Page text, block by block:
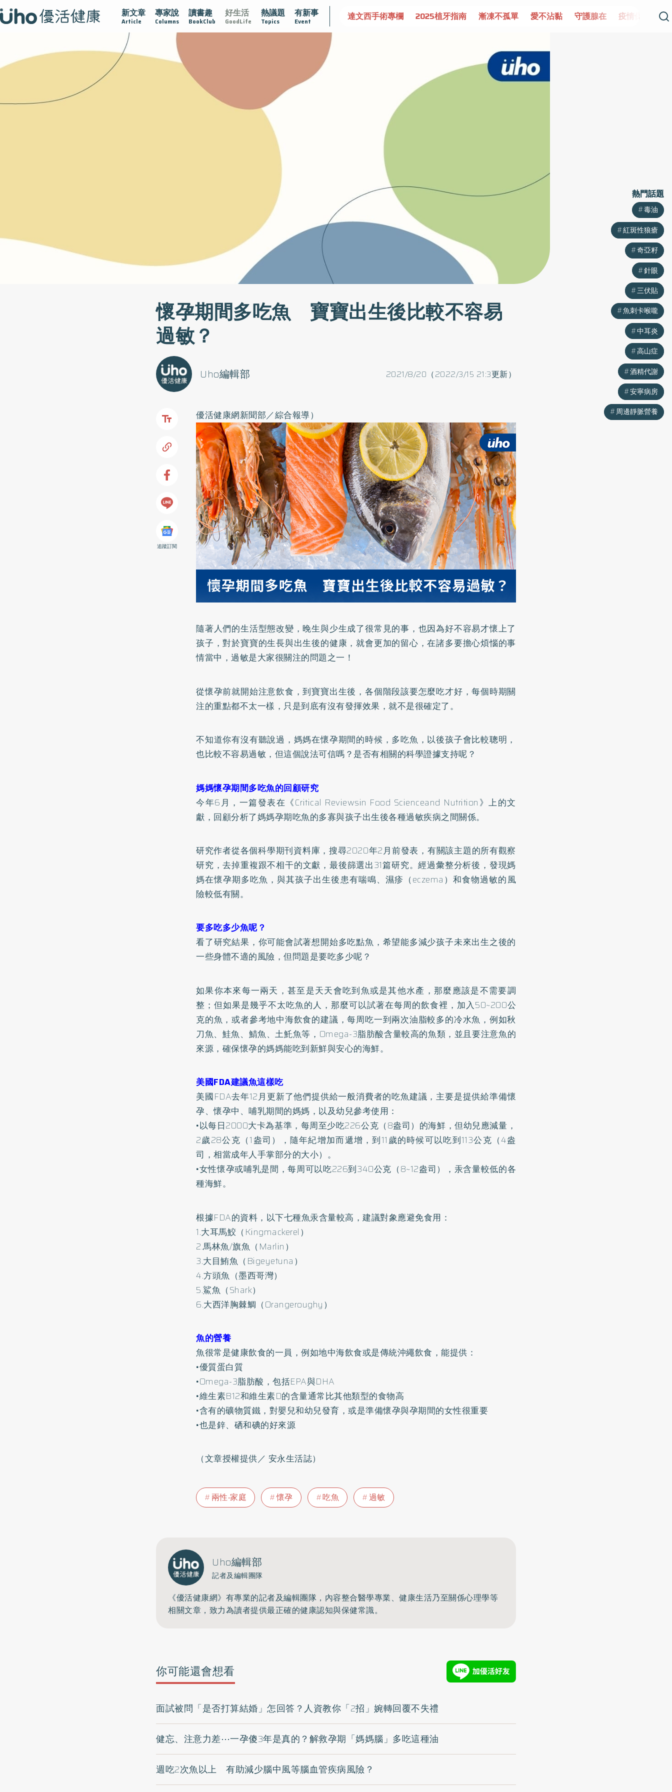
新文章
Article
專家說
Columns
讀書趣
BookClub
好生活
GoodLife
熱議題
Topics
有新事
Event
在 疫情保衛戰 再生醫學 愛的未來視 認識攝護腺肥大 守護骨骼健康 達文西手術專欄 2025植牙指南 漸凍不孤單 愛不沾黏 守護腺在 疫情保衛戰 再生醫學
懷孕期間多吃魚 寶寶出生後比較不容易
過敏？
2021/8/20（2022/3/15 21:3更新）
Uho編輯部
追蹤訂閱
優活健康網新聞部／綜合報導）
隨著人們的生活型態改變，晚生與少生成了很常見的事，也因為好不容易才懷上了
孩子，對於寶寶的生長與出生後的健康，就會更加的留心，在諸多要擔心煩惱的事
情當中，過敏是大家很關注的問題之一！
從懷孕前就開始注意飲食，到寶寶出生後，各個階段該要怎麼吃才好，每個時期關
注的重點都不太一樣，只是到底有沒有發揮效果，就不是很確定了。
不知道你有沒有聽說過，媽媽在懷孕期間的時候，多吃魚，以後孩子會比較聰明，
也比較不容易過敏，但這個說法可信嗎？是否有相關的科學證據支持呢？
媽媽懷孕期間多吃魚的回顧研究
今年6月，一篇發表在《Critical Reviewsin Food Scienceand Nutrition》上的文
獻，回顧分析了媽媽孕期吃魚的多寡與孩子出生後各種過敏疾病之間關係。
研究作者從各個科學期刊資料庫，搜尋2020年2月前發表，有關該主題的所有觀察
研究，去掉重複跟不相干的文獻，最後篩選出31篇研究。經過彙整分析後，發現媽
媽在懷孕期多吃魚，與其孩子出生後患有喘鳴、濕疹（eczema）和食物過敏的風
險較低有關。
要多吃多少魚呢？
看了研究結果，你可能會試著想開始多吃點魚，希望能多減少孩子未來出生之後的
一些身體不適的風險，但問題是要吃多少呢？
如果你本來每一兩天，甚至是天天會吃到魚或是其他水產，那麼應該是不需要調
整；但如果是幾乎不太吃魚的人，那麼可以試著在每周的飲食裡，加入50~200公
克的魚，或者參考地中海飲食的建議，每周吃一到兩次油脂較多的冷水魚，例如秋
刀魚、鮭魚、鯖魚、土魠魚等，Omega-3脂肪酸含量較高的魚類，並且要注意魚的
來源，確保懷孕的媽媽能吃到新鮮與安心的海鮮。
美國FDA建議魚這樣吃
美國FDA去年12月更新了他們提供給一般消費者的吃魚建議，主要是提供給準備懷
孕、懷孕中、哺乳期間的媽媽，以及幼兒參考使用：
•以每日2000大卡為基準，每周至少吃226公克（8盎司）的海鮮，但幼兒應減量，
2歲28公克（1盎司），隨年紀增加而遞增，到11歲的時候可以吃到113公克（4盎
司，相當成年人手掌部分的大小）。
•女性懷孕或哺乳是間，每周可以吃226到340公克（8~12盎司），汞含量較低的各
種海鮮。
根據FDA的資料，以下七種魚汞含量較高，建議對象應避免食用：
1.大耳馬鮫（Kingmackerel）
2.馬林魚/旗魚（Marlin）
3.大目鮪魚（Bigeyetuna）
4.方頭魚（墨西哥灣）
5.鯊魚（Shark）
6.大西洋胸棘鯛（Orangeroughy）
魚的營養
魚很常是健康飲食的一員，例如地中海飲食或是傳統沖繩飲食，能提供：
•優質蛋白質
•Omega-3脂肪酸，包括EPA與DHA
•維生素B12和維生素D的含量通常比其他類型的食物高
•含有的礦物質鐵，對嬰兒和幼兒發育，或是準備懷孕與孕期間的女性很重要
•也是鋅、硒和碘的好來源
（文章授權提供／ 安永生活誌）
兩性‧家庭 懷孕 吃魚 過敏
Uho編輯部
記者及編輯團隊
《優活健康網》有專業的記者及編輯團隊，內容整合醫學專業、健康生活乃至關係心理學等
相關文章，致力為讀者提供最正確的健康認知與保健常識。
你可能還會想看
面試被問「是否打算結婚」怎回答？人資教你「2招」婉轉回覆不失禮
健忘、注意力差⋯一孕傻3年是真的？解救孕期「媽媽腦」多吃這種油
週吃2次魚以上 有助減少腦中風等腦血管疾病風險？
熱門話題
毒油
紅斑性狼瘡
奇亞籽
針眼
三伏貼
魚刺卡喉嚨
中耳炎
高山症
酒精代謝
安寧病房
周邊靜脈營養
熱門話題
毒油
紅斑性狼瘡
奇亞籽
針眼
三伏貼
魚刺卡喉嚨
中耳炎
高山症
酒精代謝
安寧病房
周邊靜脈營養